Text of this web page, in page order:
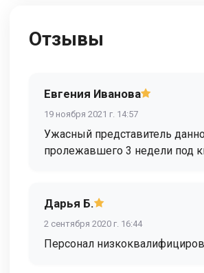
Отзывы
Евгения Иванова
19 ноября 2021 г. 14:57
Ужасный представитель
пролежавшего 3 недели под
Дарья Б.
2 сентября 2020 г. 16:44
Персонал